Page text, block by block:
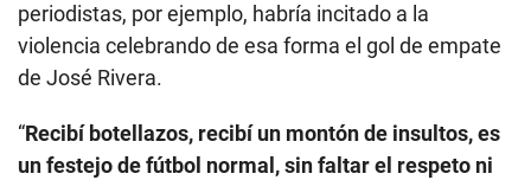
periodistas, por ejemplo, habría incitado a la
violencia celebrando de esa forma el gol de empate
de José Rivera.
“Recibí botellazos, recibí un montón de insultos, es
un festejo de fútbol normal, sin faltar el respeto ni